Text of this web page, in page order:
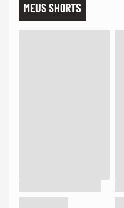
MEUS SHORTS